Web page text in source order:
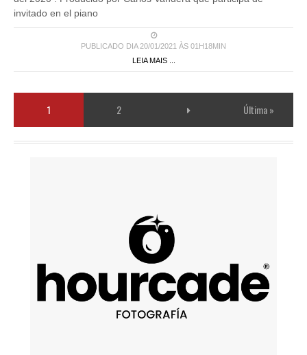
invitado en el piano
PUBLICADO DIA 20/01/2021 ÀS 01H18MIN
LEIA MAIS ...
1 2 Última »